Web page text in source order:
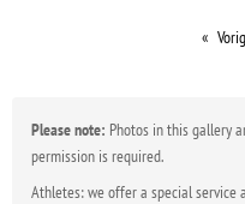
Please note: Photos in this gallery
permission is required.
Athletes: we offer a special service